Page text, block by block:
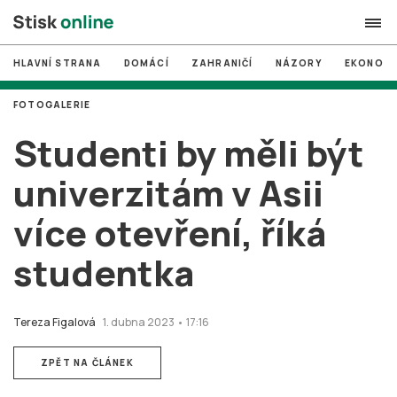
search
# MUNI
# Brno
# volby
login PŘIHLÁSIT SE
Zapomněli jste heslo?
HLAVNÍ STRANA DOMÁCÍ ZAHRANIČÍ NÁZORY
Studenti by měli být
univerzitám v Asii
více otevření, říká
studentka
Tereza Figalová 1. dubna 2023 • 17:16
FOTOGALERIE
ZPĚT NA ČLÁNEK